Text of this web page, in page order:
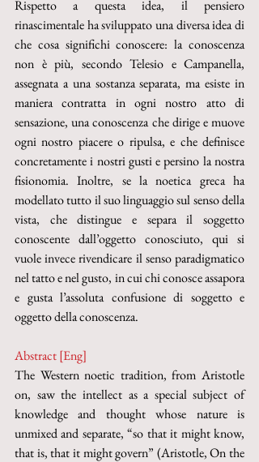
Rispetto a questa idea, il pensiero
rinascimentale ha sviluppato una diversa idea di
che cosa significhi conoscere: la conoscenza
non è più, secondo Telesio e Campanella,
assegnata a una sostanza separata, ma esiste in
maniera contratta in ogni nostro atto di
sensazione, una conoscenza che dirige e muove
ogni nostro piacere o ripulsa, e che definisce
concretamente i nostri gusti e persino la nostra
fisionomia. Inoltre, se la noetica greca ha
modellato tutto il suo linguaggio sul senso della
vista, che distingue e separa il soggetto
conoscente dall’oggetto conosciuto, qui si
vuole invece rivendicare il senso paradigmatico
nel tatto e nel gusto, in cui chi conosce assapora
e gusta l’assoluta confusione di soggetto e
oggetto della conoscenza.
Abstract [Eng]
The Western noetic tradition, from Aristotle
on, saw the intellect as a special subject of
knowledge and thought whose nature is
unmixed and separate, “so that it might know,
that is, that it might govern” (Aristotle, On the